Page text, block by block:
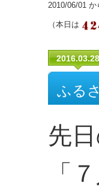
2010/06/01
（本日は
2016.03.28
ふる
先
「